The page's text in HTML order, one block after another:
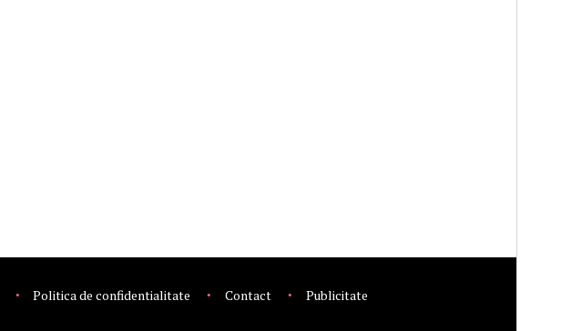
Politica de confidentialitate Contact
Publicitate